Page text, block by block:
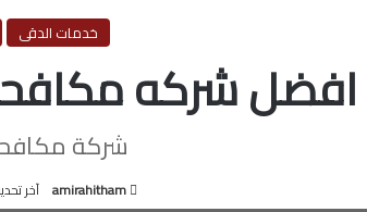
خدمات الدقى
افضل شركه
شركة
amirahitham آخر تحديث: